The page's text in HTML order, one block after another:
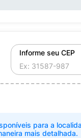
Informe seu CEP
para a
mais detalhada.